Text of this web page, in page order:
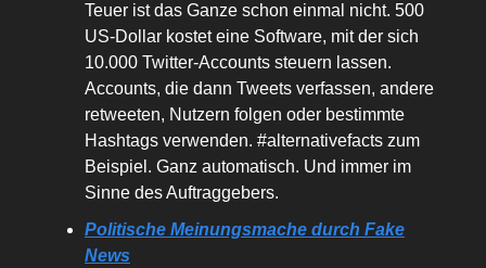
Teuer ist das Ganze schon einmal nicht. 500
US-Dollar kostet eine Software, mit der sich
10.000 Twitter-Accounts steuern lassen.
Accounts, die dann Tweets verfassen, andere
retweeten, Nutzern folgen oder bestimmte
Hashtags verwenden. #alternativefacts zum
Beispiel. Ganz automatisch. Und immer im
Sinne des Auftraggebers.
Politische Meinungsmache durch Fake
News